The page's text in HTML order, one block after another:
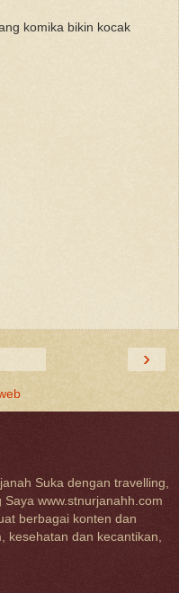
komika bikin kocak
›
Suka dengan travelling,
www.stnurjanahh.com
berbagai konten dan
kesehatan dan kecantikan,